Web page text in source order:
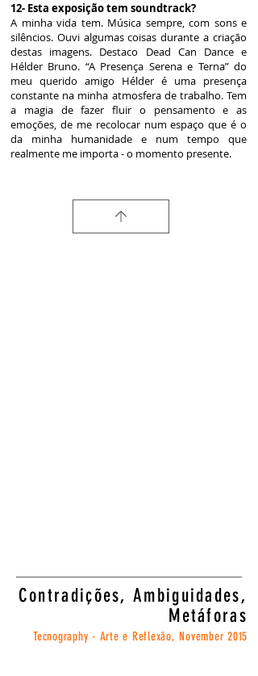
12- Esta exposição tem soundtrack?
A minha vida tem. Música sempre, com sons e
silêncios. Ouvi algumas coisas durante a criação
destas imagens. Destaco Dead Can Dance e
Hélder Bruno. “A Presença Serena e Terna” do
meu querido amigo Hélder é uma presença
constante na minha atmosfera de trabalho. Tem
a magia de fazer fluir o pensamento e as
emoções, de me recolocar num espaço que é o
da minha humanidade e num tempo que
realmente me importa - o momento presente.
Contradições, Ambiguidades,
Metáforas
Tecnography - Arte e Reflexão, November 2015